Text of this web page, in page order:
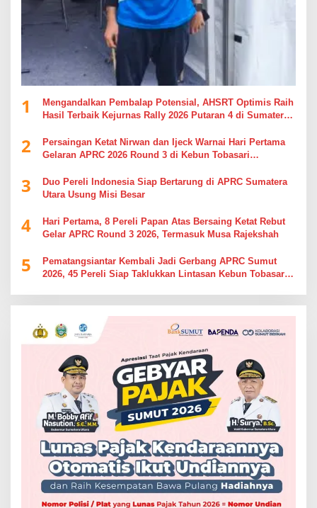
1
Mengandalkan Pembalap Potensial, AHSRT Optimis Raih
Hasil Terbaik Kejurnas Rally 2026 Putaran 4 di Sumatera
2
Persaingan Ketat Nirwan dan Ijeck Warnai Hari Pertama
Gelaran APRC 2026 Round 3 di Kebun Tobasari
3
Duo Pereli Indonesia Siap Bertarung di APRC Sumatera
Utara Usung Misi Besar
4
Hari Pertama, 8 Pereli Papan Atas Bersaing Ketat Rebut
Gelar APRC Round 3 2026, Termasuk Musa Rajekshah
5
Pematangsiantar Kembali Jadi Gerbang APRC Sumut
2026, 45 Pereli Siap Taklukkan Lintasan Kebun Tobasari